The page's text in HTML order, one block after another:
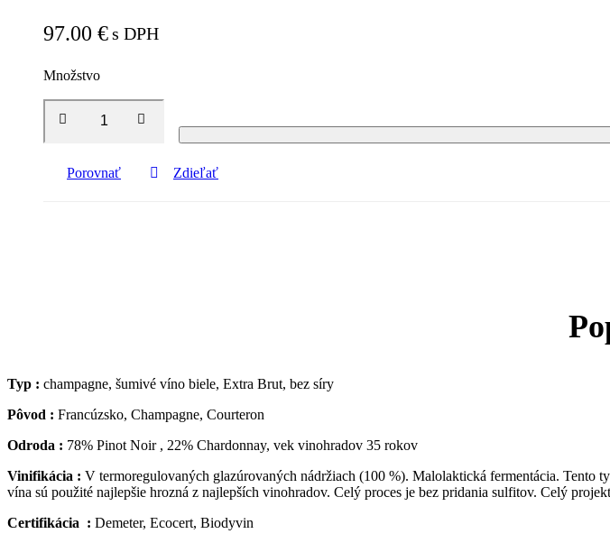
97.00 €s DPH
Množstvo
Porovnať Zdieľať
Typ : champagne, šumivé víno biele, Extra Brut, bez síry
Pôvod : Francúzsko, Champagne, Courteron
Odroda : 78% Pinot Noir , 22% Chardonnay, vek vinohradov 35 rokov
Vinifikácia : V termoregulovaných glazúrovaných nádržiach (100 %). Malolaktická fermentácia.
vína sú použité najlepšie hrozná z najlepších vinohradov. Celý proces je bez pridania sulfitov. Celý
Certifikácia : Demeter, Ecocert, Biodyvin